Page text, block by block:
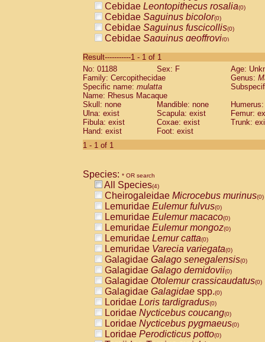
Cebidae Leontopithecus rosalia(0)
Cebidae Saguinus bicolor(0)
Cebidae Saguinus fuscicollis(0)
Cebidae Saguinus geoffroyi(0)
CebidaeSaguinus labiatus(0)
Cebidae Saguinus leucopus (0)
CebidaeSaguinus midas
CebidaeSaguinus mystax
Cebidae Saguinus nigricollis (1)
Cebidae Saguinus oedipus
Cebidae Saguinus weddelli
Cebidae Saguinusspp.
Cebidae
CebidaeCebus capucinus
CebidaeCebus nigrivittatus
CebidaeCebus spp.(0)
CebidaeSaimiri boliviensis(0)
CebidaeSaimiri sciureus(0)
AtelidaeAlouatta caraya(0)
AtelidaeAlouatta fusca(0)
AtelidaeAlouatta seniculus(0)
AtelidaeAlouattaspp.(0)
AtelidaeAteles belzebuth(0)
AtelidaeAteles geoffroyi(0)
AtelidaeAteles paniscus(0)
AtelidaeAtelesspp.(0)
AtelidaeLagothrix lagothricha(0)
AtelidaeLagothrix lagothricha cana
PitheciidaeCacajao calvus
Result-----------1 - 1 of 1
No: 01188
Sex: F
Age:
Family: Cercopithecidae
Genus:
Specific name: mulatta
Name: Rhesus Macaque
Skull: none
Mandible: none
Ulna: exist
Scapula: exist
Femur:
Fibula: exist
Coxae: exist
Trunk:
Hand: exist
Foot: exist
1 - 1 of 1
Species: * OR search
All Species(4)
Cheirogaleidae Microcebus murinus(0)
Lemuridae Eulemur fulvus(0)
Lemuridae Eulemur macaco(0)
Lemuridae Eulemur mongoz(0)
Lemuridae Lemur catta(0)
Lemuridae Varecia variegata(0)
Galagidae Galago senegalensis(0)
Galagidae Galago demidovii(0)
Galagidae Otolemur crassicaudatus(0)
Galagidae Galagidae spp.(0)
Loridae Loris tardigradus(0)
Loridae Nycticebus coucang(0)
Loridae Nycticebus pygmaeus(0)
Loridae Perodicticus potto(0)